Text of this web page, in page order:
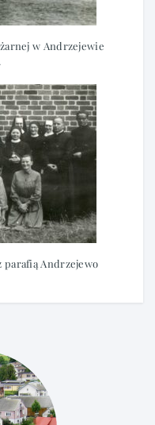
w Andrzejewie
parafią Andrzejewo